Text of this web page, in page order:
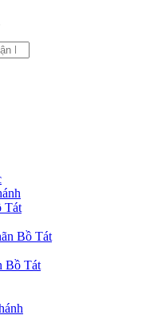
Tát
Bồ Tát
Bồ Tát